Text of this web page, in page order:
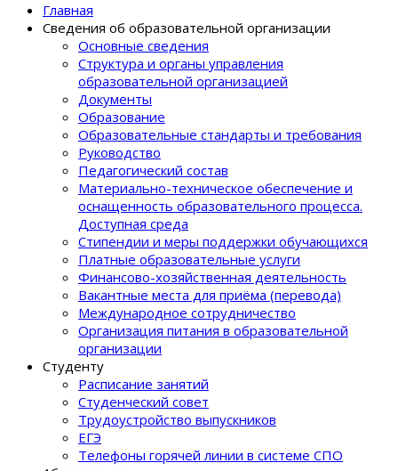
Главная
Сведения об образовательной организации
Основные сведения
Структура и органы управления
образовательной организацией
Документы
Образование
Образовательные стандарты и требования
Руководство
Педагогический состав
Материально-техническое обеспечение и
оснащенность образовательного процеcса.
Доступная среда
Стипендии и меры поддержки обучающихся
Платные образовательные услуги
Финансово-хозяйственная деятельность
Вакантные места для приёма (перевода)
Международное сотрудничество
Организация питания в образовательной
организации
Студенту
Расписание занятий
Студенческий совет
Трудоустройство выпускников
ЕГЭ
Телефоны горячей линии в системе СПО